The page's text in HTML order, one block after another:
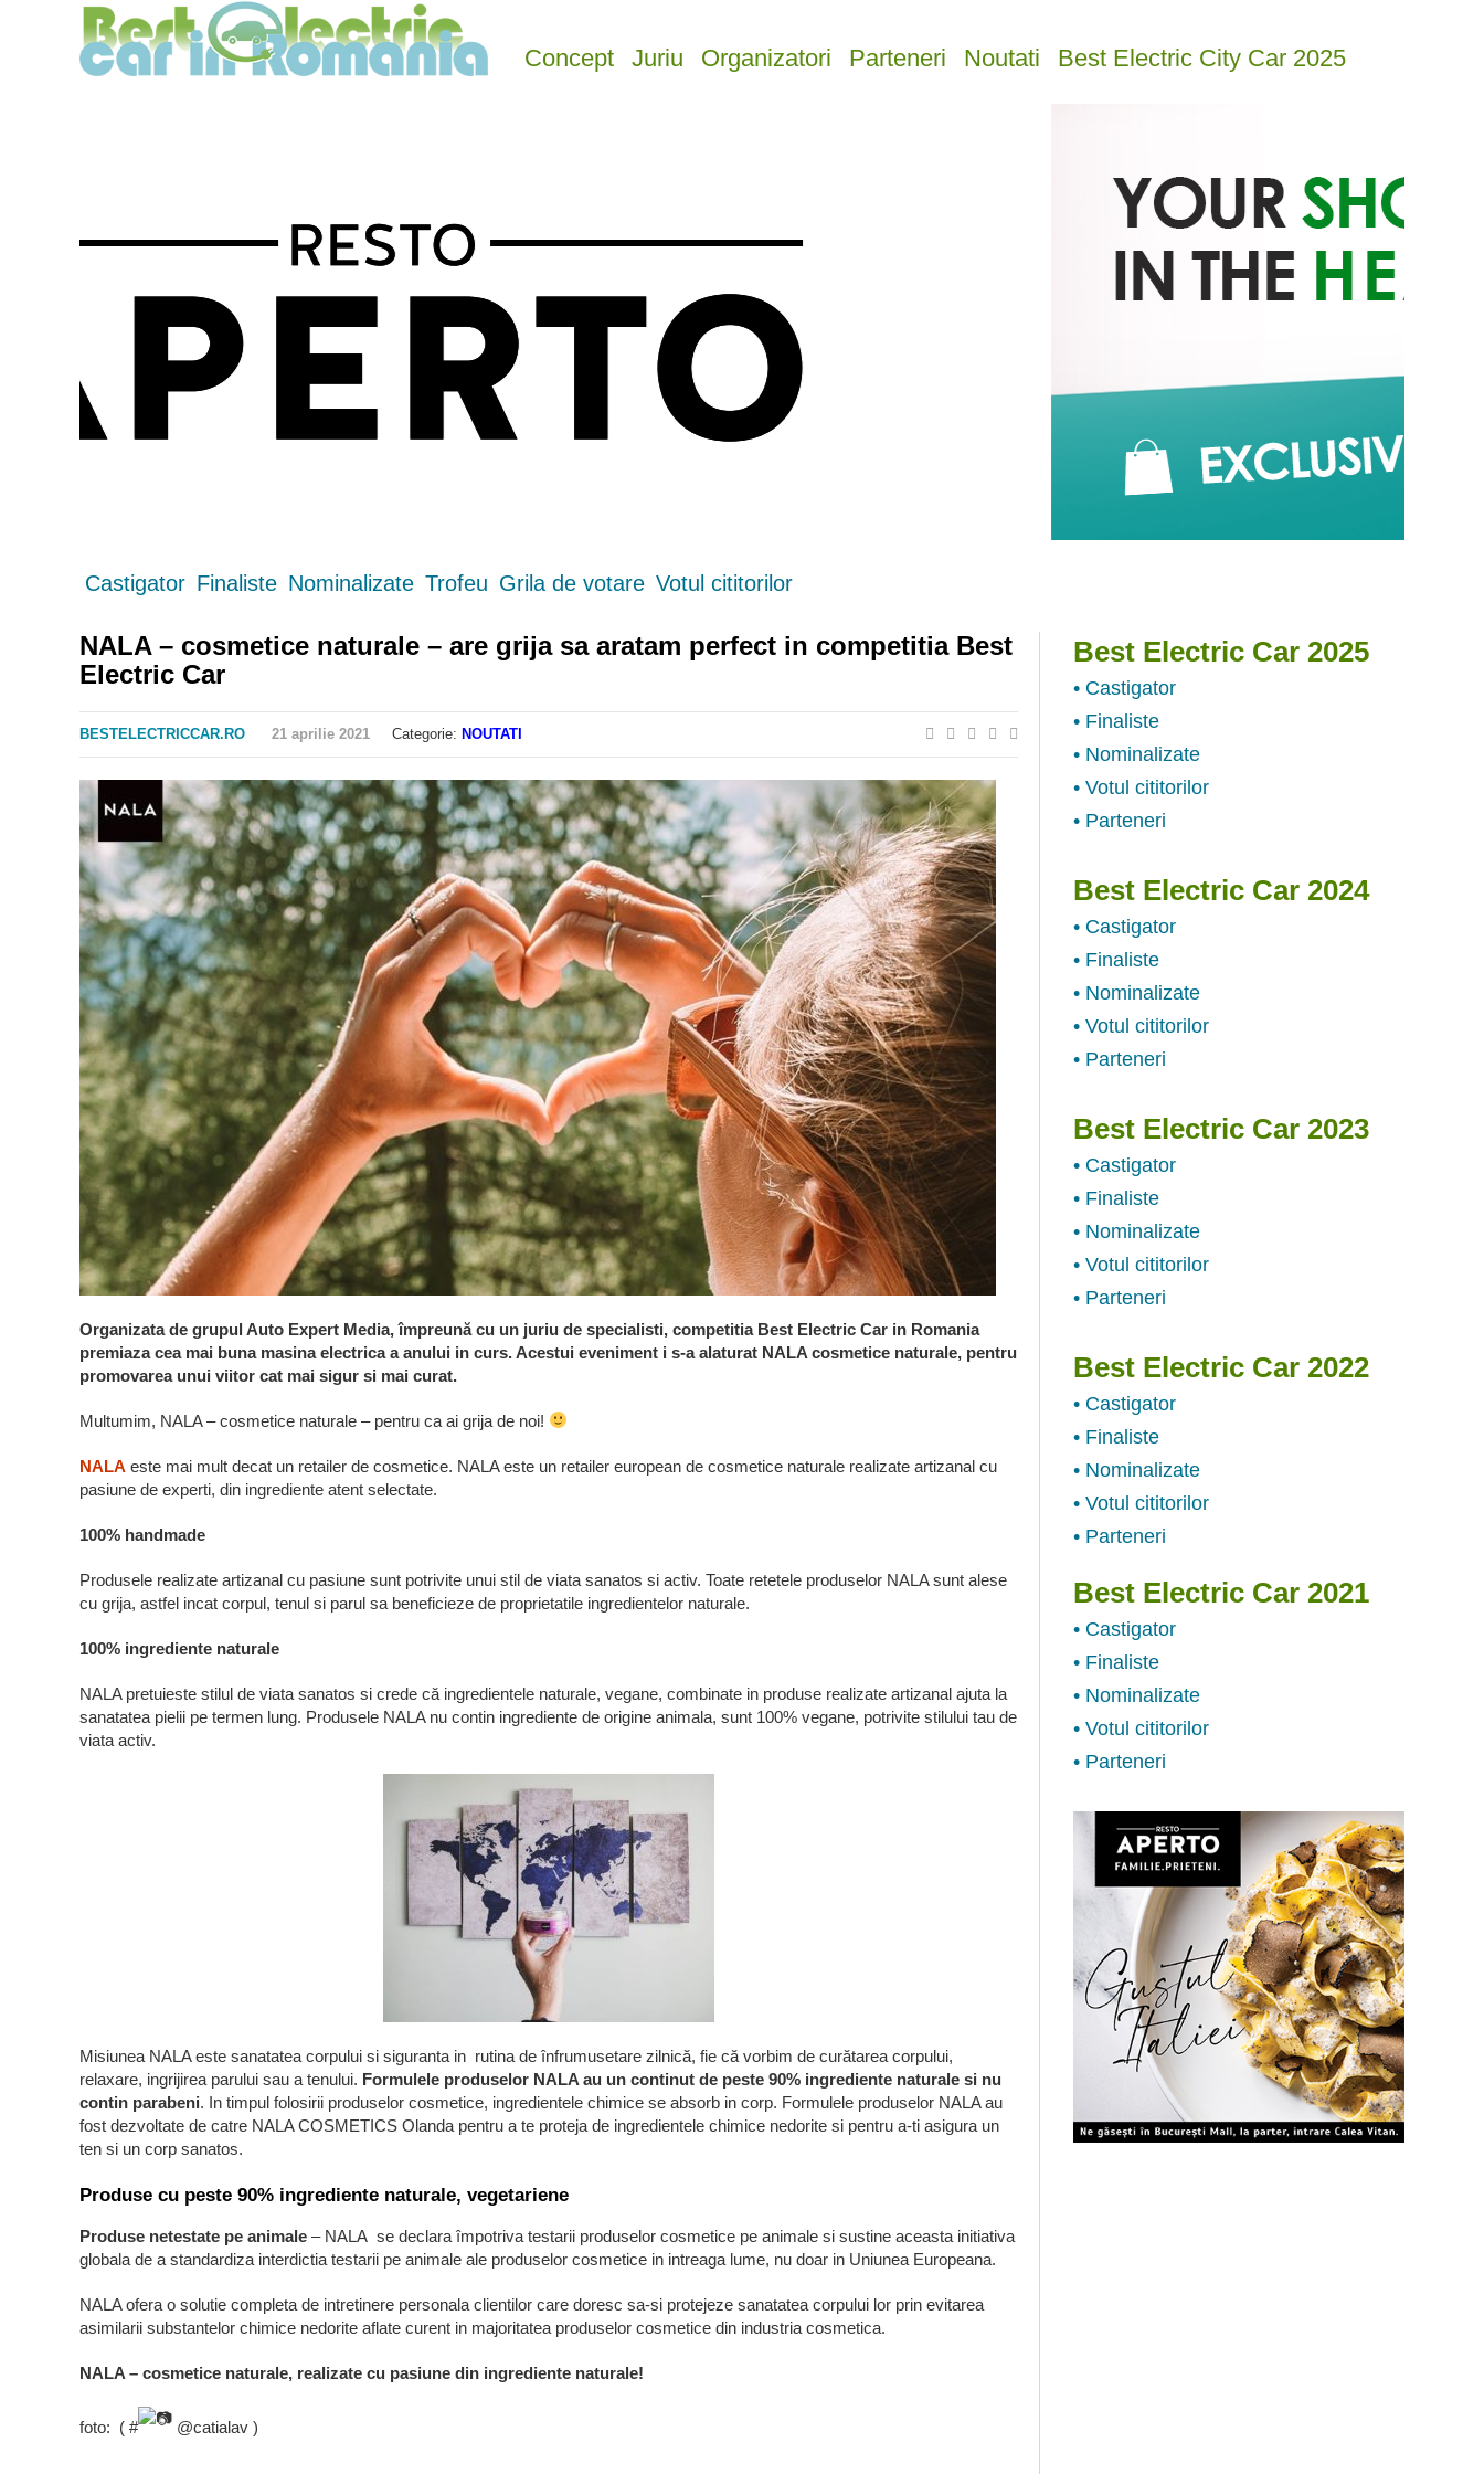
Concept Juriu Organizatori Parteneri Noutati Best Electric City Car 2025
Castigator Finaliste Nominalizate Trofeu Grila de votare Votul cititorilor
NALA – cosmetice naturale – are grija sa aratam perfect in competitia Best
Electric Car
BESTELECTRICCAR.RO 21 aprilie 2021 Categorie: NOUTATI
Organizata de grupul Auto Expert Media, împreună cu un juriu de specialisti, competitia Best Electric Car in Romania
premiaza cea mai buna masina electrica a anului in curs. Acestui eveniment i s-a alaturat NALA cosmetice naturale, pentru
promovarea unui viitor cat mai sigur si mai curat.
Multumim, NALA – cosmetice naturale – pentru ca ai grija de noi!
NALA este mai mult decat un retailer de cosmetice. NALA este un retailer european de cosmetice naturale realizate artizanal cu
pasiune de experti, din ingrediente atent selectate.
100% handmade
Produsele realizate artizanal cu pasiune sunt potrivite unui stil de viata sanatos si activ. Toate retetele produselor NALA sunt alese
cu grija, astfel incat corpul, tenul si parul sa beneficieze de proprietatile ingredientelor naturale.
100% ingrediente naturale
NALA pretuieste stilul de viata sanatos si crede că ingredientele naturale, vegane, combinate in produse realizate artizanal ajuta la
sanatatea pielii pe termen lung. Produsele NALA nu contin ingrediente de origine animala, sunt 100% vegane, potrivite stilului tau de
viata activ.
Misiunea NALA este sanatatea corpului si siguranta in rutina de înfrumusetare zilnică, fie că vorbim de curătarea corpului,
relaxare, ingrijirea parului sau a tenului. Formulele produselor NALA au un continut de peste 90% ingrediente naturale si nu
contin parabeni. In timpul folosirii produselor cosmetice, ingredientele chimice se absorb in corp. Formulele produselor NALA au
fost dezvoltate de catre NALA COSMETICS Olanda pentru a te proteja de ingredientele chimice nedorite si pentru a-ti asigura un
ten si un corp sanatos.
Produse cu peste 90% ingrediente naturale, vegetariene
Produse netestate pe animale – NALA se declara împotriva testarii produselor cosmetice pe animale si sustine aceasta initiativa
globala de a standardiza interdictia testarii pe animale ale produselor cosmetice in intreaga lume, nu doar in Uniunea Europeana.
NALA ofera o solutie completa de intretinere personala clientilor care doresc sa-si protejeze sanatatea corpului lor prin evitarea
asimilarii substantelor chimice nedorite aflate curent in majoritatea produselor cosmetice din industria cosmetica.
NALA – cosmetice naturale, realizate cu pasiune din ingrediente naturale!
foto: ⁠ ( # @catialav )
Best Electric Car 2025
• Castigator
• Finaliste
• Nominalizate
• Votul cititorilor
• Parteneri
Best Electric Car 2024
• Castigator
• Finaliste
• Nominalizate
• Votul cititorilor
• Parteneri
Best Electric Car 2023
• Castigator
• Finaliste
• Nominalizate
• Votul cititorilor
• Parteneri
Best Electric Car 2022
• Castigator
• Finaliste
• Nominalizate
• Votul cititorilor
• Parteneri
Best Electric Car 2021
• Castigator
• Finaliste
• Nominalizate
• Votul cititorilor
• Parteneri